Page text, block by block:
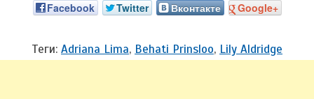
Facebook Twitter Вконтакте Google+
Теги: Adriana Lima, Behati Prinsloo, Lily Aldridge